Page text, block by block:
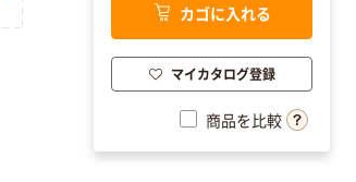
カゴに入れる
マイカタログ登録
商品を比較